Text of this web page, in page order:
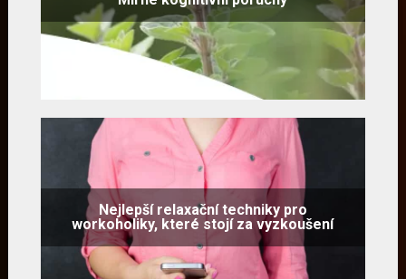
Nejlepší relaxační techniky pro
workoholiky, které stojí za vyzkoušení